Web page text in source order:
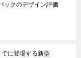
ックのデザイン評価
に登場する新型